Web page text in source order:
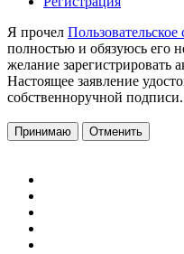
Я прочел Пользовательское
полностью и обязуюсь его
желание зарегистрировать
Настоящее заявление
собственноручной подписи.
Принимаю Отменить